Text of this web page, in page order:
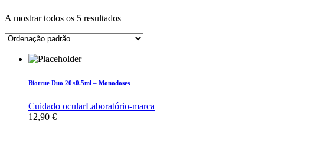
A mostrar todos os 5 resultados
Biotrue Duo 20×0.5ml – Monodoses
Cuidado ocularLaboratório-marca
12,90 €